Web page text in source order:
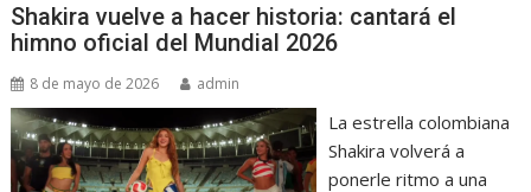
Shakira vuelve a hacer historia: cantará el
himno oficial del Mundial 2026
8 de mayo de 2026 admin
La estrella colombiana
Shakira volverá a
ponerle ritmo a una